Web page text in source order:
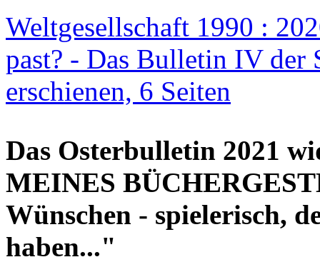
Weltgesellschaft 1990 :
past? - Das Bulletin IV der
erschienen, 6 Seiten
Das Osterbulletin 2021
MEINES
Wünschen - spielerisch,
haben..."